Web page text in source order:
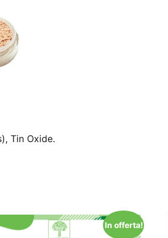
Tin Oxide.
In offerta!